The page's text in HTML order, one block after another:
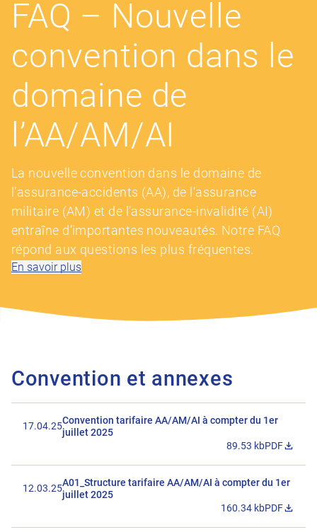
FAQ – Nouvelle
convention dans le
domaine de
l’AA/AM/AI
La nouvelle convention dans le domaine de
l’assurance-accidents (AA), de l’assurance
militaire (AM) et de l’assurance-invalidité (AI)
entraîne d’importantes nouveautés. Notre FAQ
répond aux questions les plus fréquentes.
En savoir plus
Convention et annexes
17.04.25Convention tarifaire AA/AM/AI à compter du 1er
juillet 2025
89.53 kbPDF
12.03.25A01_Structure tarifaire AA/AM/AI à compter du 1er
juillet 2025
160.34 kbPDF